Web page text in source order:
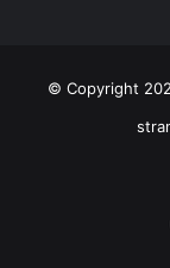
© Copyright